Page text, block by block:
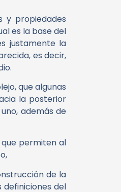
y propiedades
es la base del
justamente la
es decir,
que algunas
la posterior
además de
permiten al
de la
del